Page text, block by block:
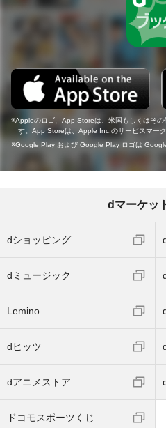
Appleのロゴ、App Storeは、米国もしくはそ
す。App Storeは、Apple Inc.のサービスマーク
Google Play および Google Play ロゴは
dマーケッ
dショッピング
dミュージック
Lemino
dヒッツ
dアニメストア
ドコモスポーツくじ